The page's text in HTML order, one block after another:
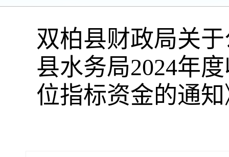
双柏县财政局关
县水务局2024年
位指标资金的通